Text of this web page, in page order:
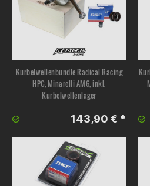
Kurbelwellenbundle Radical Racing
HPC, Minarelli AM6, inkl.
Kurbelwellenlager
143,90 € *